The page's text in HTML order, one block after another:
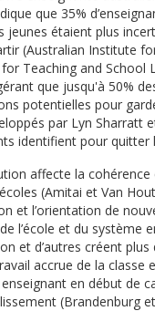
que 35%
jeunes étaient plus
(Australian Institute
Teaching and School
que jusqu'à 50%
potentielles pour
par Lyn Sharratt
identifient pour quitter
affecte la cohérence
(Amitai et Van
et l’orientation de
l’école et du système
et d’autres créent
accrue de la classe
en début de
(Brandenburg